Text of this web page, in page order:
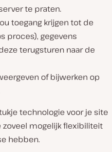
te praten.
toegang krijgen tot de
proces), gegevens
terugsturen naar de
of bijwerken op
technologie voor je site
zoveel mogelijk flexibiliteit
hebben.